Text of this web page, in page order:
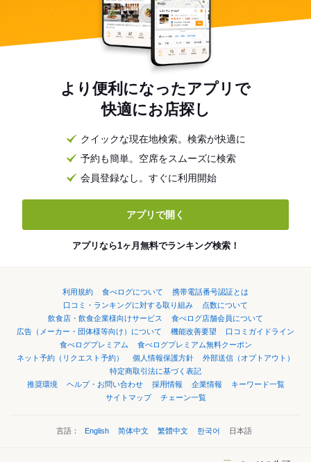
より便利になったアプリで
快適にお店探し
クイックな現在地検索。検索が快適に
予約も簡単。空席をスムーズに検索
会員登録なし。すぐに利用開始
アプリで開く
アプリなら1ヶ月無料でランキング検索！
利用規約 食べログについて
携帯電話番号認証とは
口コミ・ランキングに対する取り組み
点数について
飲食店・飲食企業様向けサービス
食べログ店舗会員について
広告（メーカー・団体様等向け）について
機能改善要望
口コミガイドライン
食べログプレミアム
食べログプレミアム無料クーポン
ネット予約（リクエスト予約）
個人情報保護方針
外部送信（オプトアウト）
特定商取引法に基づく表記
推奨環境
ヘルプ・お問い合わせ 採用情報 企業情報
キーワード一覧
サイトマップ
チェーン一覧
言語： English 简体中文 繁體中文 한국어 日本語